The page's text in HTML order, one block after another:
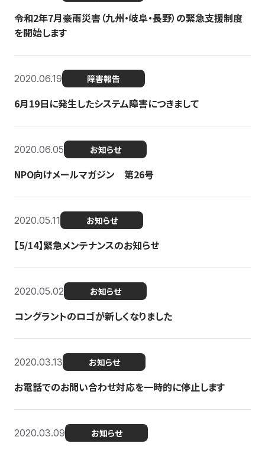
令和2年7月豪雨災害（九州・岐阜・長野）の緊急支援制度
を開始します
2020.06.19 障害報告
6月19日に発生したシステム障害につきまして
2020.06.05 お知らせ
NPO向けメールマガジン 第26号
2020.05.11 お知らせ
【5/14】緊急メンテナンスのお知らせ
2020.05.02 お知らせ
コングラントのロゴが新しくなりました
2020.03.13 お知らせ
お電話でのお問い合わせ対応を一時的に停止します
2020.03.09 お知らせ